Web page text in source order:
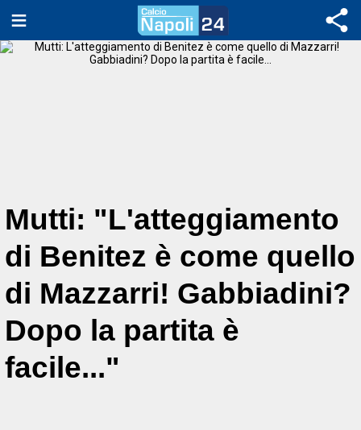
Mutti: "L'atteggiamento
di Benitez è come quello
di Mazzarri! Gabbiadini?
Dopo la partita è
facile..."